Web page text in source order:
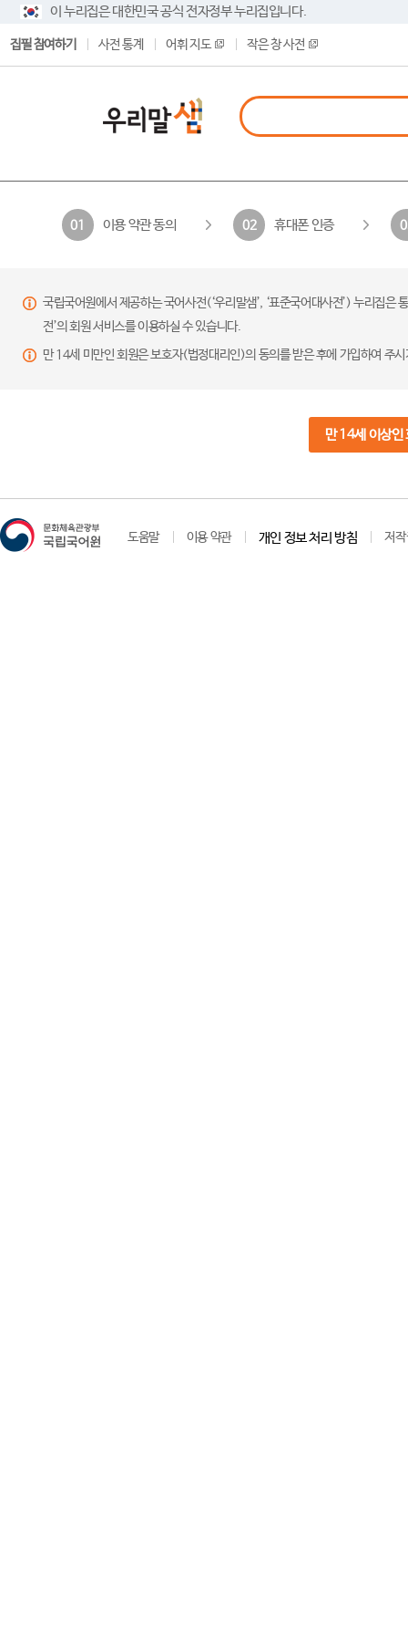
이 누리집은 대한민국 공식 전자정부 누리집입니다.
집필 참여하기 사전 통계 어휘 지도 작은 창 사전
01 이용 약관 동의 02 휴대폰 인증
국립국어원에서 제공하는 국어사전(‘우리말샘’, ‘표준국어대사전’) 누리집
전’의 회원 서비스를 이용하실 수 있습니다.
만 14세 미만인 회원은 보호자(법정대리인)의 동의를 받은 후에 가입하여 주
만 14세 이상인
도움말 이용 약관 개인 정보 처리 방침 저